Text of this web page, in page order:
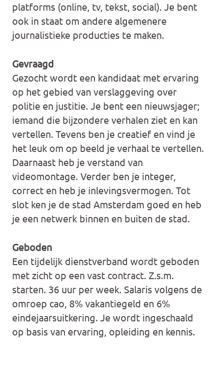
platforms (online, tv, tekst, social). Je bent
ook in staat om andere algemenere
journalistieke producties te maken.
Gevraagd
Gezocht wordt een kandidaat met ervaring
op het gebied van verslaggeving over
politie en justitie. Je bent een nieuwsjager;
iemand die bijzondere verhalen ziet en kan
vertellen. Tevens ben je creatief en vind je
het leuk om op beeld je verhaal te vertellen.
Daarnaast heb je verstand van
videomontage. Verder ben je integer,
correct en heb je inlevingsvermogen. Tot
slot ken je de stad Amsterdam goed en heb
je een netwerk binnen en buiten de stad.
Geboden
Een tijdelijk dienstverband wordt geboden
met zicht op een vast contract. Z.s.m.
starten. 36 uur per week. Salaris volgens de
omroep cao, 8% vakantiegeld en 6%
eindejaarsuitkering. Je wordt ingeschaald
op basis van ervaring, opleiding en kennis.